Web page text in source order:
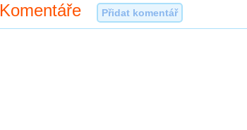
Komentáře Přidat komentář